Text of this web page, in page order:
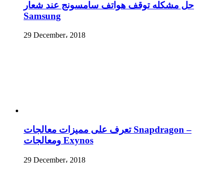
حل مشكله توقف هواتف سامسونج عند شعار
Samsung
29 December، 2018
تعرف على مميزات معالجات Snapdragon –
ومعالجات Exynos
29 December، 2018